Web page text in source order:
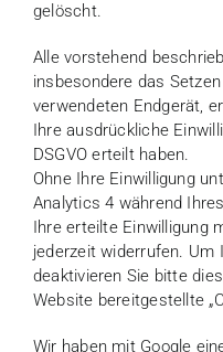
gelöscht.
Alle vorstehend
insbesondere das
verwendeten Endgerät,
Ihre ausdrückliche
DSGVO erteilt haben.
Ohne Ihre Einwilligung
Analytics 4 während
Ihre erteilte Einwilligung
jederzeit widerrufen. Um
deaktivieren Sie bitte
Website bereitgestellte
Wir haben mit Google